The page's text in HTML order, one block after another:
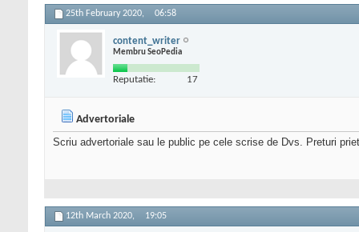
25th February 2020, 06:58
content_writer
Membru SeoPedia
Reputatie: 17
Advertoriale
Scriu advertoriale sau le public pe cele scrise de Dvs. Preturi
12th March 2020, 19:05